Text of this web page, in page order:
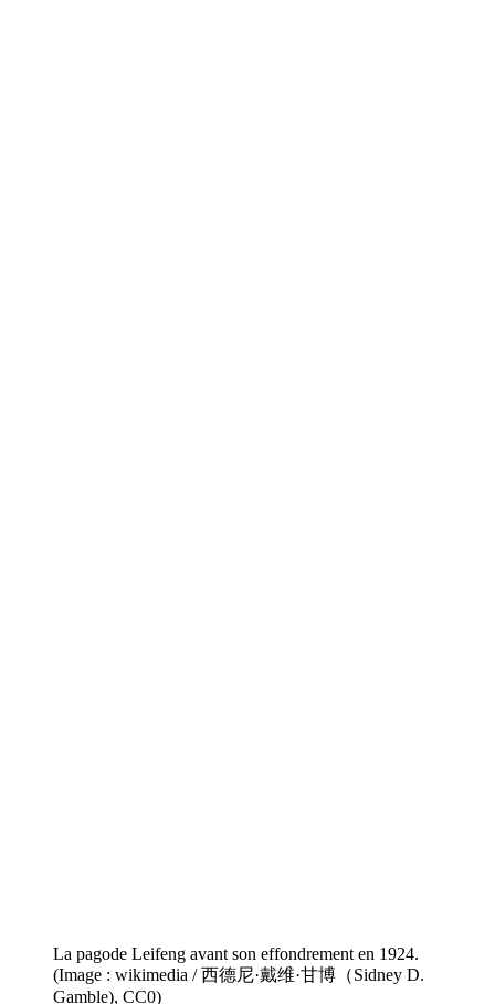
La pagode Leifeng avant son effondrement en 1924.
(Image : wikimedia / 西德尼·戴维·甘博（Sidney D.
Gamble), CC0)